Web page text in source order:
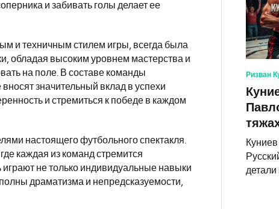
и забивать голы делает ее
и техничным стилем игры, всегда была
обладая высоким уровнем мастерства и
на поле. В составе команды
значительный вклад в успехи
и стремиться к победе в каждом
настоящего футбольного спектакля.
каждая из команд стремится
не только индивидуальные навыки
полны драматизма и непредсказуемости,
Ризван